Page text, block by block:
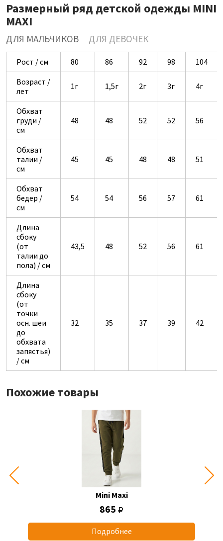
Размерный ряд детской одежды MINI
MAXI
ДЛЯ МАЛЬЧИКОВ ДЛЯ ДЕВОЧЕК
Рост / см 80 86 92 98
104
Возраст /
лет
1г 1,5г 2г 3г 4г
Обхват
груди /
см
48 48 52 52 56
Обхват
талии /
см
45 45 48 48 51
Обхват
бедер /
см
54 54 56 57 61
Длина
сбоку
(от
талии до
пола) / см
43,5 48 52 56 61
Длина
сбоку
(от
точки
осн. шеи
до
обхвата
запястья)
/ см
32 35 37 39 42
Похожие товары
Mini Maxi
865
Подробнее